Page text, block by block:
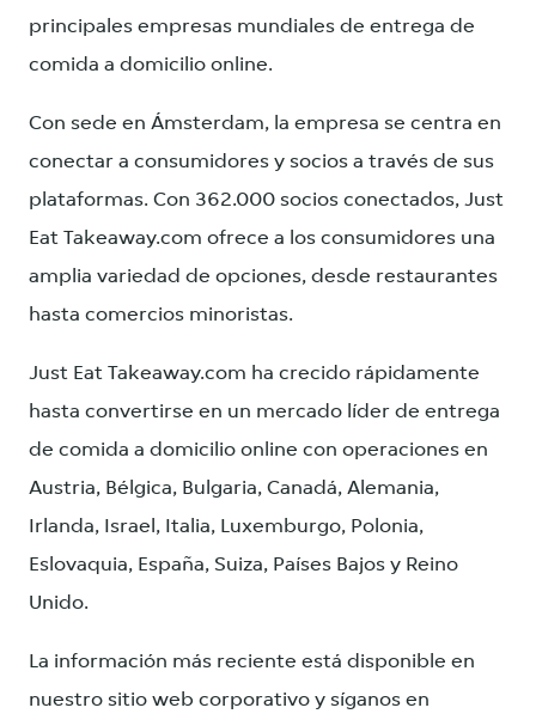
principales empresas mundiales de entrega de
comida a domicilio online.
Con sede en Ámsterdam, la empresa se centra en
conectar a consumidores y socios a través de sus
plataformas. Con 362.000 socios conectados, Just
Eat Takeaway.com ofrece a los consumidores una
amplia variedad de opciones, desde restaurantes
hasta comercios minoristas.
Just Eat Takeaway.com ha crecido rápidamente
hasta convertirse en un mercado líder de entrega
de comida a domicilio online con operaciones en
Austria, Bélgica, Bulgaria, Canadá, Alemania,
Irlanda, Israel, Italia, Luxemburgo, Polonia,
Eslovaquia, España, Suiza, Países Bajos y Reino
Unido.
La información más reciente está disponible en
nuestro sitio web corporativo y síganos en